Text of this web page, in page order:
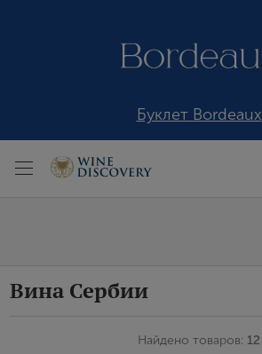
Буклет Bordeaux
Вина Сербии
Найдено товаров: 12